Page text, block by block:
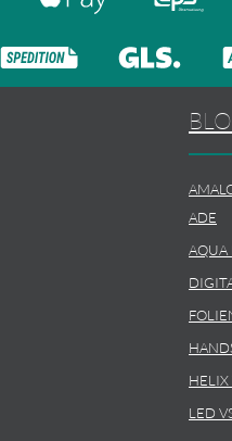
ADE
AQUA
HELIX
LED